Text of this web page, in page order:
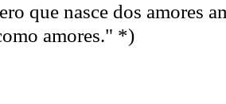
que nasce dos amores
amores." *)